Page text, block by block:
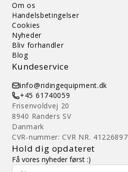
Om os
Handelsbetingelser
Cookies
Nyheder
Bliv forhandler
Blog
Kundeservice
info@ridingequipment.dk
+45 61740059
Frisenvoldvej 20
8940 Randers SV
Danmark
CVR-nummer: CVR NR. 41226897
Hold dig opdateret
Få vores nyheder først :)